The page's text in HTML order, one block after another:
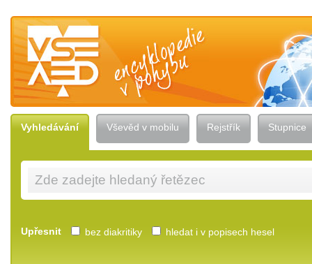
Vševěd — encyklopedie v pohybu
Vyhledávání Vševěd v mobilu Rejstřík Stupnice
Upřesnit bez diakritiky hledat i v popisech hesel